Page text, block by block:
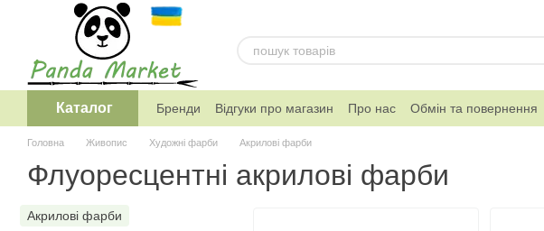
Перейти к основному контенту
Каталог Бренди Відгуки про магазин Про нас Обмін та повернення
Telegram канал магазину
Головна Живопис Художнi фарби Акрилові фарби
Флуоресцентні акрилові фарби
Акрилові фарби